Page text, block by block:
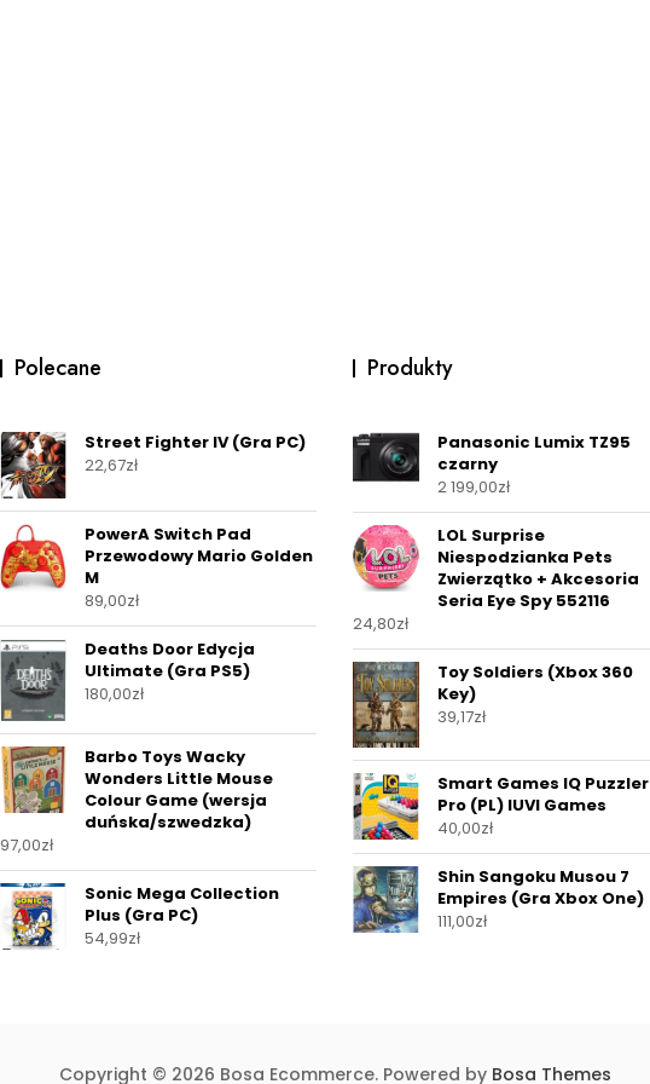
Polecane
Street Fighter IV (Gra PC)
22,67zł
PowerA Switch Pad
Przewodowy Mario Golden
M
89,00zł
Deaths Door Edycja
Ultimate (Gra PS5)
180,00zł
Barbo Toys Wacky
Wonders Little Mouse
Colour Game (wersja
duńska/szwedzka)
97,00zł
Sonic Mega Collection
Plus (Gra PC)
54,99zł
Produkty
Panasonic Lumix TZ95
czarny
2 199,00zł
LOL Surprise
Niespodzianka Pets
Zwierzątko + Akcesoria
Seria Eye Spy 552116
24,80zł
Toy Soldiers (Xbox 360
Key)
39,17zł
Smart Games IQ Puzzler
Pro (PL) IUVI Games
40,00zł
Shin Sangoku Musou 7
Empires (Gra Xbox One)
111,00zł
Copyright © 2026 Bosa Ecommerce. Powered by Bosa Themes